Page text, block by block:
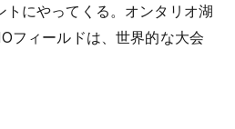
にやってくる。オンタリオ湖
フィールドは、世界的な大会